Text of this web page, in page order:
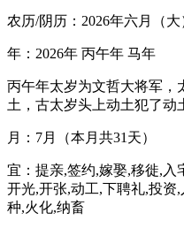
农历/阴历：2026年六月（大
年：2026年 丙午年 马年
丙午年太岁为文哲大将军，
土，古太岁头上动土犯了动
月：7月（本月共31天）
宜：提亲,签约,嫁娶,移徙,入
开光,开张,动工,下聘礼,投资
种,火化,纳畜